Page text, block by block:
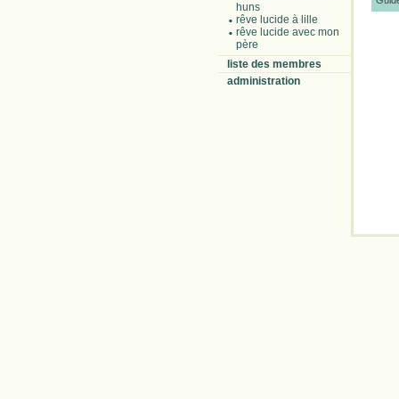
huns
rêve lucide à lille
rêve lucide avec mon
père
liste des membres
administration